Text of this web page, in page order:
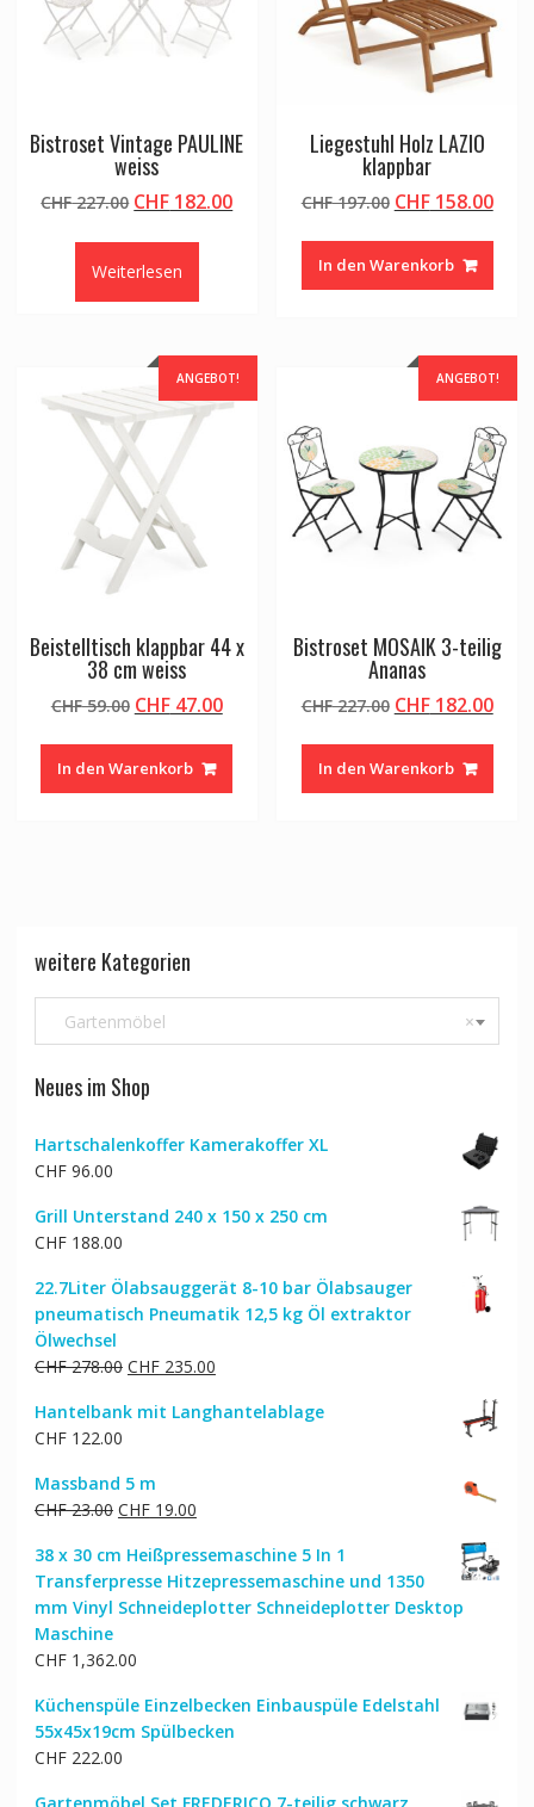
Bistroset Vintage PAULINE
weiss
CHF227.00 Ursprünglicher
CHF 227.00
CHF 182.00Aktueller
CHF 182.00.
Weiterlesen
Liegestuhl Holz LAZIO
klappbar
CHF197.00 Ursprünglicher
war:
CHF 197.00
CHF158.00
In den Warenkorb
ANGEBOT!
Beistelltisch klappbar 44 x
38 cm weiss
CHF59.00 Ursprünglicher
war:
CHF 59.00
CHF47.00Aktueller
In den Warenkorb
ANGEBOT!
Bistroset MOSAIK 3-teilig
Ananas
CHF227.00 Ursprünglicher
war:
CHF 227.00
CHF182.00
In den Warenkorb
weitere Kategorien
×
Gartenmöbel
Neues im Shop
Hartschalenkoffer Kamerakoffer XL
CHF96.00
Grill Unterstand 240 x 150 x 250 cm
CHF188.00
22.7Liter Ölabsauggerät 8-10 bar Ölabsauger
pneumatisch Pneumatik 12,5 kg Öl extraktor
Ölwechsel
CHF278.00 Ursprünglicher
war:
CHF235.00Aktueller
ist:
Hantelbank mit Langhantelablage
CHF122.00
Massband 5 m
CHF23.00 Ursprünglicher
war:
CHF 23.00
CHF19.00Aktueller
ist:
CHF 19.00.
38 x 30 cm Heißpressemaschine 5 In 1
Transferpresse Hitzepressemaschine und 1350
mm Vinyl Schneideplotter Schneideplotter Desktop
Maschine
CHF1,362.00
Küchenspüle Einzelbecken Einbauspüle Edelstahl
55x45x19cm Spülbecken
CHF222.00